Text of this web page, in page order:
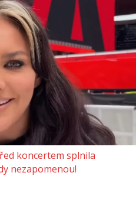
koncertem splnila
nezapomenou!